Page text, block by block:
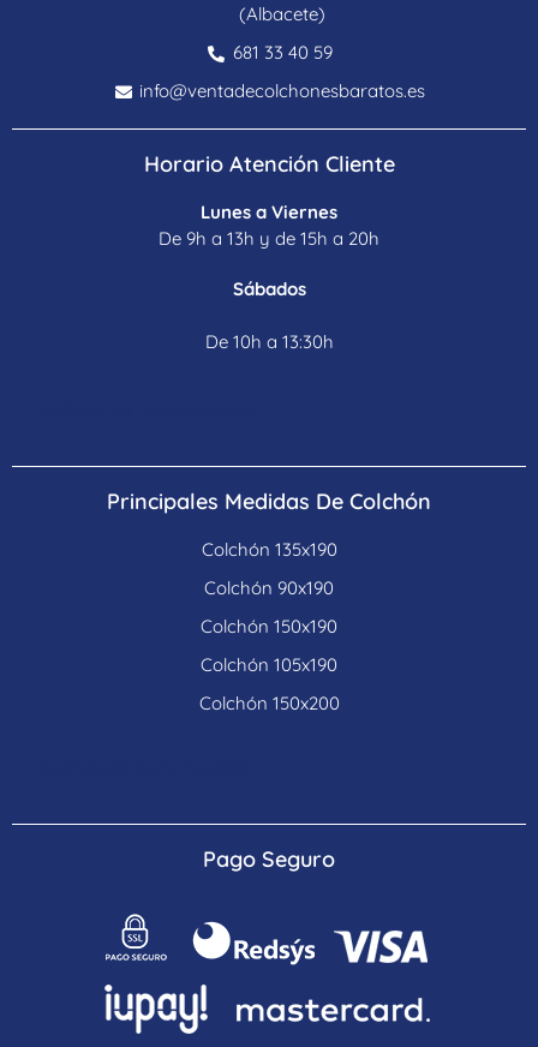
(Albacete)
681 33 40 59
info@ventadecolchonesbaratos.es
Horario Atención Cliente
Lunes a Viernes
De 9h a 13h y de 15h a 20h
Sábados
De 10h a 13:30h
Principales Medidas De Colchón
Colchón 135x190
Colchón 90x190
Colchón 150x190
Colchón 105x190
Colchón 150x200
Pago Seguro